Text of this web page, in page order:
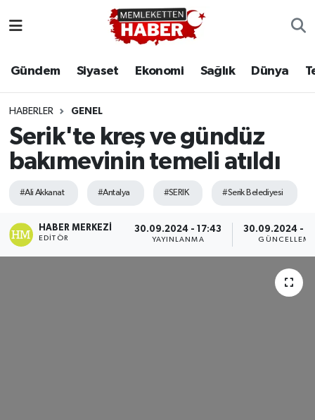
Gündem Siyaset Ekonomi Sağlık Dünya
HABERLER GENEL
Serik'te kreş ve gündüz
bakımevinin temeli atıldı
#Ali Akkanat #Antalya #SERIK #Serik Belediyesi
HABER MERKEZI
EDITÖR
30.09.2024 - 17:43
YAYINLANMA
30.09.2024 -
GÜNCELLEME